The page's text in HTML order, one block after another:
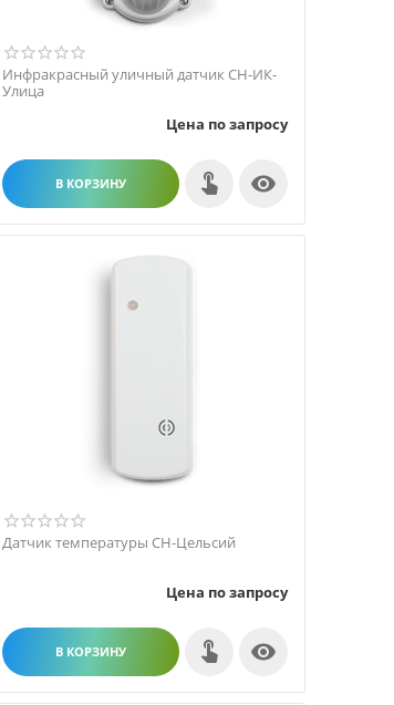
Инфракрасный уличный датчик СН-ИК-
Улица
Цена по запросу
В КОРЗИНУ 
Датчик температуры СН-Цельсий
Цена по запросу
В КОРЗИНУ 